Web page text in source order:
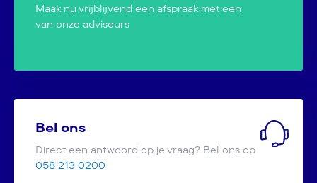
Maak nu vrijblijvend een afspraak met een
van onze adviseurs
Bel ons
Direct een antwoord op je vraag? Bel ons op
058 213 0200